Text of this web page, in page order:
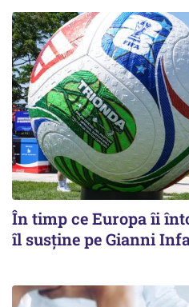
În timp ce Europa îi
îl susține pe Gianni